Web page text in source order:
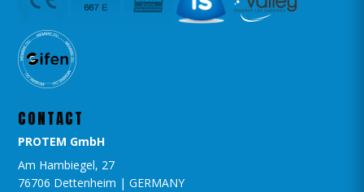
CONTACT
PROTEM GmbH
Am Hambiegel, 27
76706 Dettenheim | GERMANY